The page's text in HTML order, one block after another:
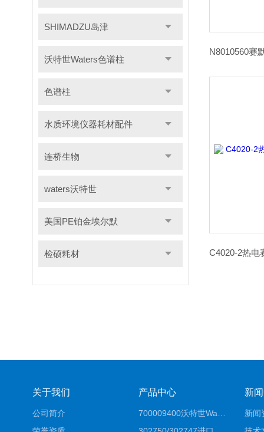
SHIMADZU岛津
沃特世Waters色谱柱
色谱柱
水质环境仪器耗材配件
连桥生物
waters沃特世
美国PE铂金埃尔默
检硕耗材
关于我们
公司简介
产品中心 新
新闻